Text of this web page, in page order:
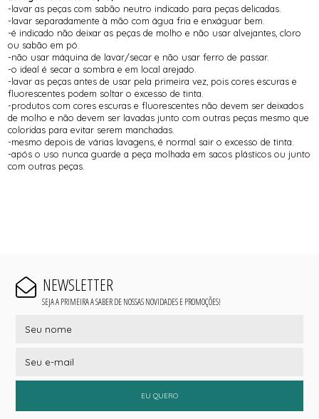
-lavar as peças com sabão neutro indicado para peças delicadas.
-lavar separadamente à mão com água fria e enxáguar bem.
-é indicado não deixar as peças de molho e não usar alvejantes, cloro
ou sabão em pó.
-não usar máquina de lavar/secar e não usar ferro de passar.
-o ideal é secar a sombra e em local arejado.
-lavar as peças antes de usar pela primeira vez, pois cores escuras e
fluorescentes podem soltar o excesso de tinta.
-produtos com cores escuras e fluorescentes não devem ser deixados
de molho e não devem ser lavadas junto com outras peças mesmo que
coloridas para evitar serem manchadas.
-mesmo depois de várias lavagens, é normal sair o excesso de tinta.
-após o uso nunca guarde a peça molhada em sacos plásticos ou junto
com outras peças.
NEWSLETTER
SEJA A PRIMEIRA A SABER DE NOSSAS NOVIDADES E PROMOÇÕES!
EU QUERO